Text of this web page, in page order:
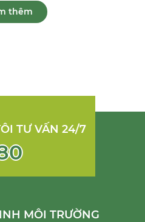
thêm
TƯ VẤN 24/7
MÔI TRƯỜNG